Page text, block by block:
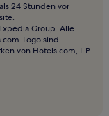
24 Stunden vor
Group. Alle
Logo sind
von Hotels.com, L.P.